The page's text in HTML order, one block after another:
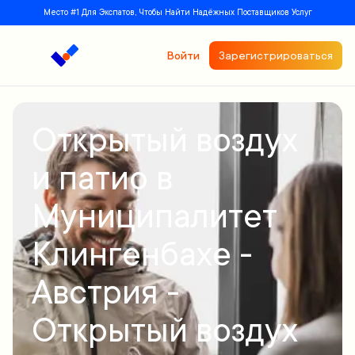
Место #1 Для Экспатов, Чтобы Найти Надёжных Поставщиков Услуг
Войти Зарегистрироваться
Открытый воздух
и патио в
Муниципалитет
Клингенбахе -
Австрия -
Открытый воздух